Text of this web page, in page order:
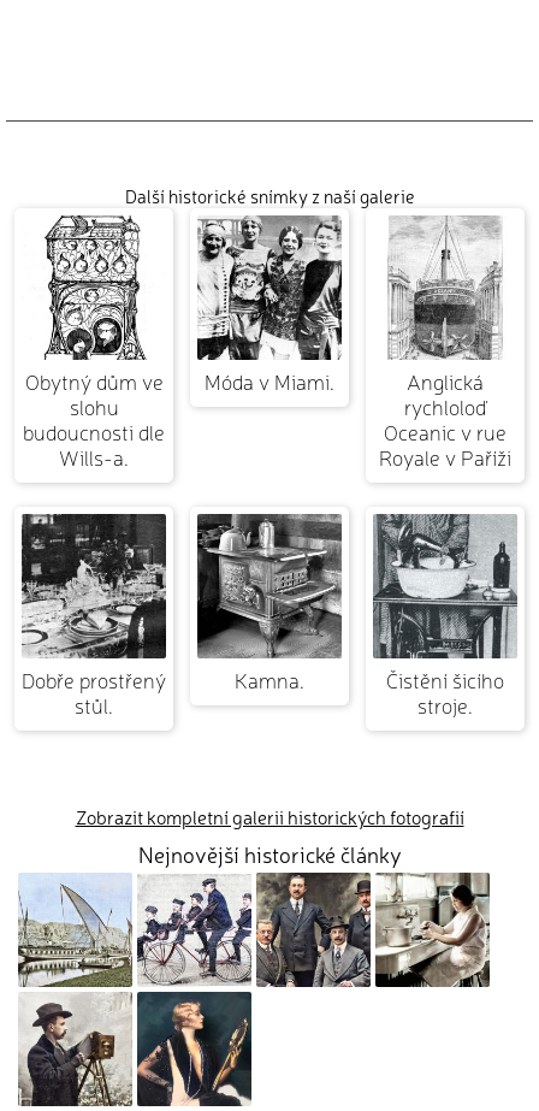
Další historické snímky z naší galerie
Obytný dům ve
slohu
budoucnosti dle
Wills-a.
Móda v Miami.
Anglická
rychloloď
Oceanic v rue
Royale v Paříži
Dobře prostřený
stůl.
Kamna.
Čistění šicího
stroje.
Zobrazit kompletní galerii historických fotografií
Nejnovější historické články